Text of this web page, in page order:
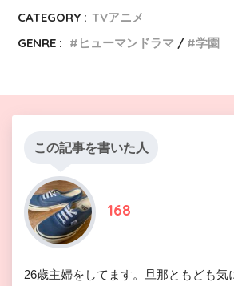
CATEGORY : TVアニメ
GENRE :
ヒューマンドラマ 学園
この記事を書いた人
168
26歳主婦をしてます。旦那ともども気